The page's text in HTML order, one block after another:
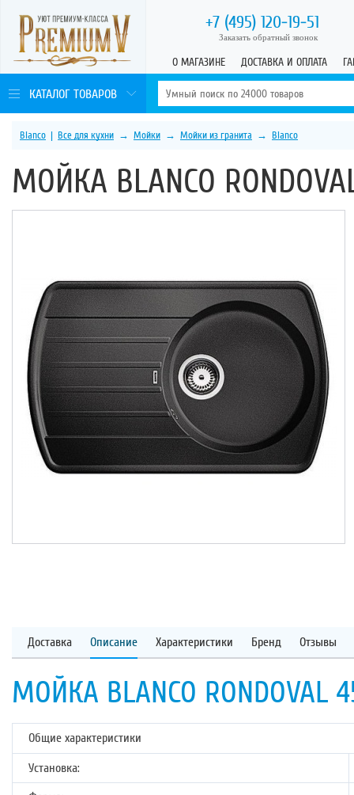
+7 (495) 120-19-51
Заказать обратный звонок
О МАГАЗИНЕ ДОСТАВКА И ОПЛАТА
КАТАЛОГ ТОВАРОВ
Blanco | Все для кухни → Мойки → Мойки из гранита → Blanco
МОЙКА BLANCO
Доставка Описание Характеристики Бренд Отзывы
МОЙКА BLANCO
Общие характеристики
Установка: